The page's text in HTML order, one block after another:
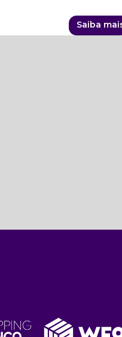
Saiba